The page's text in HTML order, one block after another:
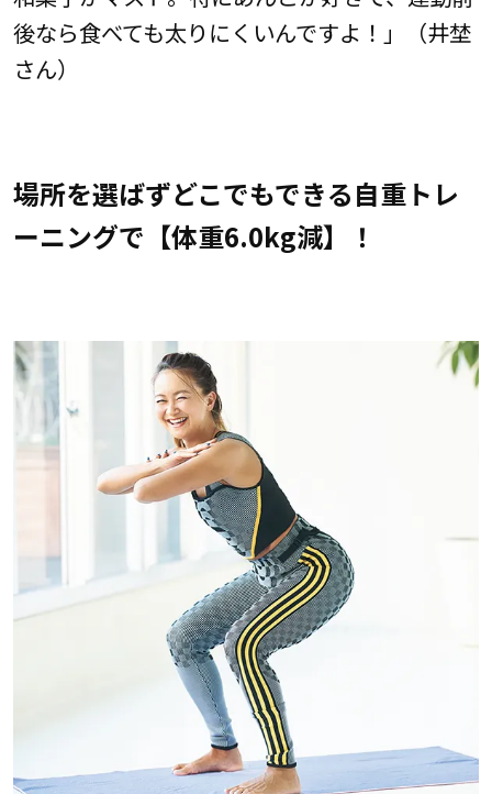
後なら食べても太りにくいんですよ！」（井埜
さん）
場所を選ばずどこでもできる自重トレ
ーニングで【体重6.0kg減】！